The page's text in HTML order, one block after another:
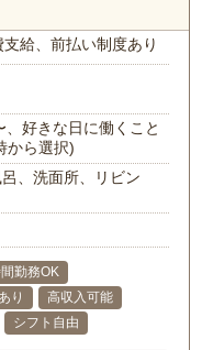
支給、前払い制度あり
好きな日に働くこと
から選択)
、洗面所、リビン
勤務OK
り
高収入可能
シフト自由